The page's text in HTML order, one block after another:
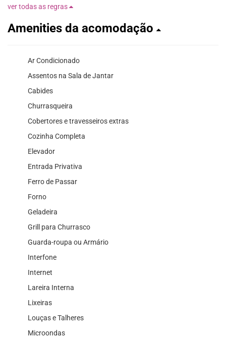
ver todas as regras
Amenities da acomodação
Ar Condicionado
Assentos na Sala de Jantar
Cabides
Churrasqueira
Cobertores e travesseiros extras
Cozinha Completa
Elevador
Entrada Privativa
Ferro de Passar
Forno
Geladeira
Grill para Churrasco
Guarda-roupa ou Armário
Interfone
Internet
Lareira Interna
Lixeiras
Louças e Talheres
Microondas